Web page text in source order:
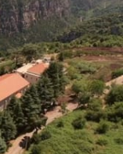
كأس العالم
البرامج
جدول البرامج
شاهد البرامج
الترددات